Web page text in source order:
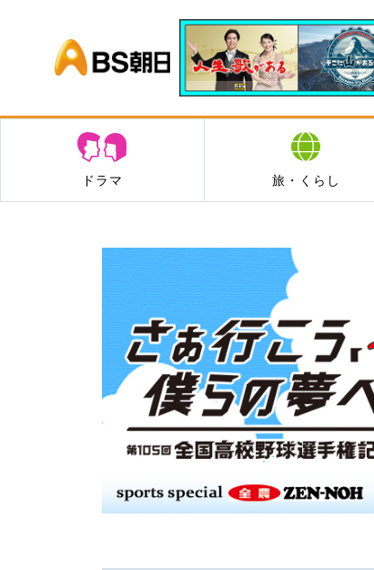
BS朝日
ドラマ 旅・くらし